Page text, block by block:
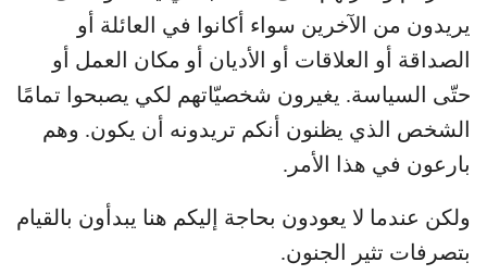
يريدون من الآخرين سواء أكانوا في العائلة أو
الصداقة أو العلاقات أو الأديان أو مكان العمل أو
حتّى السياسة. يغيرون شخصيّاتهم لكي يصبحوا تمامًا
الشخص الذي يظنون أنكم تريدونه أن يكون. وهم
بارعون في هذا الأمر.
ولكن عندما لا يعودون بحاجة إليكم هنا يبدأون بالقيام
بتصرفات تثير الجنون.